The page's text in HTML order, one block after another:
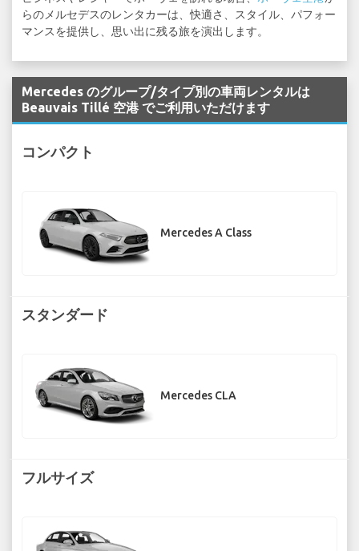
らのメルセデスのレンタカーは、快適さ、スタイル、パフォー
マンスを提供し、思い出に残る旅を演出します。
Mercedes のグループ/タイプ別の車両レンタルは
Beauvais Tillé 空港 でご利用いただけます
コンパクト
Mercedes A Class
スタンダード
Mercedes CLA
フルサイズ